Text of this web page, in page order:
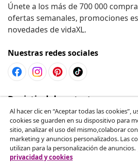
Únete a los más de 700 000
ofertas semanales, promociones
novedades de vidaXL.
Nuestras redes sociales
Desistir del contrato
Solicita la cancelación de tu pedido.
Desistir del
Al hacer clic en “Aceptar todas las cookies”,
cookies se guarden en su dispositivo para
sitio, analizar el uso del mismo,colaborar
marketing y anuncios personalizados. Las
utilizan para la personalización de anuncios.
privacidad y cookies